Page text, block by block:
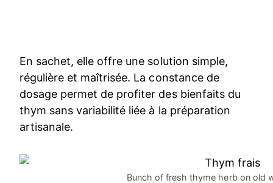
En sachet, elle offre une solution simple,
régulière et maîtrisée. La constance de
dosage permet de profiter des bienfaits du
thym sans variabilité liée à la préparation
artisanale.
Bunch of fresh thyme herb on old